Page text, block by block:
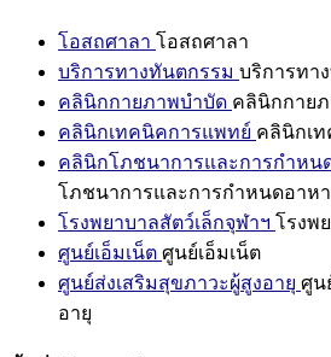
โอสถศาลา โอสถศาลา
บริการทางทันตกรรม บริการทา
คลินิกกายภาพบำบัด คลินิกกาย
คลินิกเทคนิคการแพทย์ คลินิกเ
คลินิกโภชนาการและการกำหน
โภชนาการและการกำหนดอาห
โรงพยาบาลสัตว์เล็กจุฬาฯ โรงพ
ศูนย์เอ็มเน็ต ศูนย์เอ็มเน็ต
ศูนย์ส่งเสริมสุขภาวะผู้สูงอายุ ศูน
อายุ